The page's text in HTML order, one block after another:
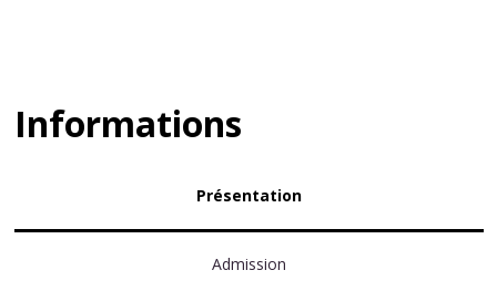
Informations
Présentation
Admission